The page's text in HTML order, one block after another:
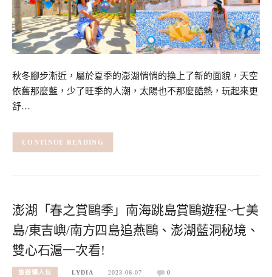
秋冬腳步漸近，屬於夏季的澎湖悄悄的換上了新的面貌，天空
依舊那麼藍，少了旺季的人潮，太陽也不那麼酷熱，玩起來更
舒…
CONTINUE READING
澎湖「春之賞鷗季」南海跳島賞鷗遊程~七美
島/東吉嶼/南方四島追燕鷗、澎湖藍洞秘境、
雙心石滬一次看!
旅遊懶人包 LYDIA 2023-06-07 0